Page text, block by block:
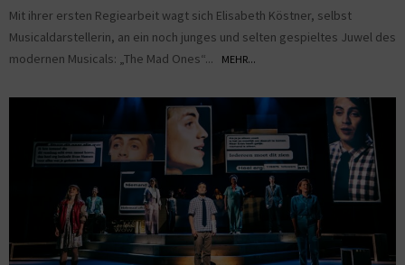
Mit ihrer ersten Regiearbeit wagt sich Elisabeth Köstner, selbst
Musicaldarstellerin, an ein noch junges und selten gespieltes Juwel des
modernen Musicals: „The Mad Ones“...
MEHR...